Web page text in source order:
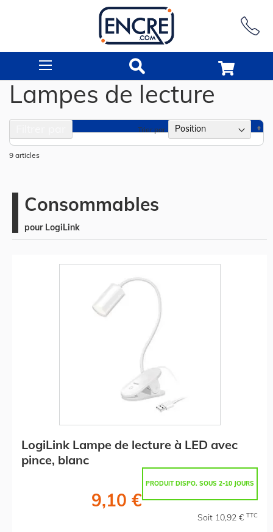
Lampes de lecture
9 articles
Trier par
Consommables
pour LogiLink
LogiLink Lampe de lecture à LED avec
pince, blanc
PRODUIT DISPO. SOUS 2-10 JOURS
9,10 €
Soit 10,92 € TTC